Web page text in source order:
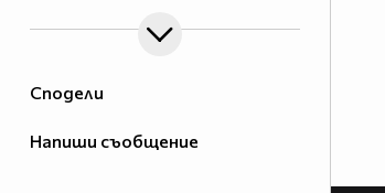
Сподели
Напиши съобщение